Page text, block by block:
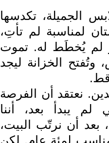
الجميلة، تكدسها
لمناسبة لم تأتِ،
لم يُخطَط له. تموت
الخزانة ليجد
نعتقد أن الفرصة
لم يبدأ بعد، أننا
بعد أن نرتّب البيت،
لمئة عام. لكن